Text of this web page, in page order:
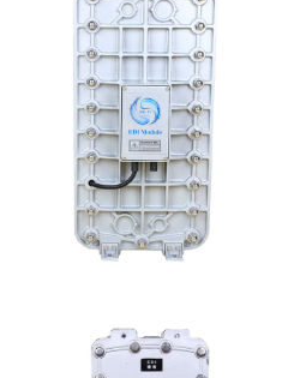
MK-TC300 EDI超纯水
处理设备